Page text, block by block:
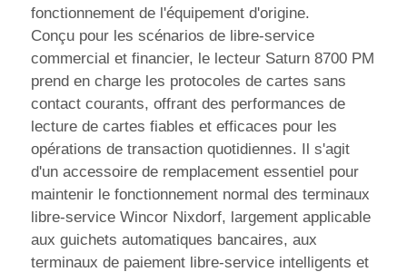
Vidéos
A propos de nous
Visite d'usine
Contrôle de la qualité
Contact
fonctionnement de l'équipement d'origine.
Conçu pour les scénarios de libre-service
commercial et financier, le lecteur Saturn 8700 PM
prend en charge les protocoles de cartes sans
contact courants, offrant des performances de
lecture de cartes fiables et efficaces pour les
opérations de transaction quotidiennes. Il s'agit
d'un accessoire de remplacement essentiel pour
maintenir le fonctionnement normal des terminaux
libre-service Wincor Nixdorf, largement applicable
aux guichets automatiques bancaires, aux
terminaux de paiement libre-service intelligents et